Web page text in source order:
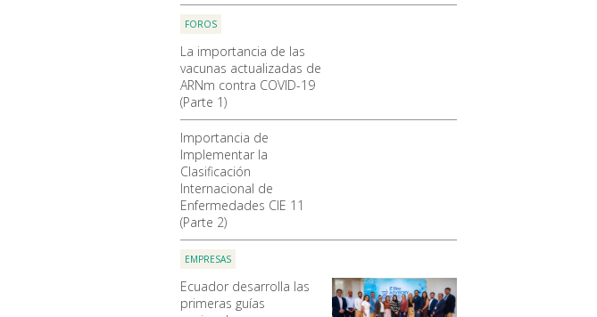
FOROS
La importancia de las
vacunas actualizadas de
ARNm contra COVID-19
(Parte 1)
Importancia de
Implementar la
Clasificación
Internacional de
Enfermedades CIE 11
(Parte 2)
EMPRESAS
Ecuador desarrolla las
primeras guías